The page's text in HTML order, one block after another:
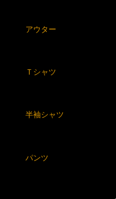
アウター
Ｔシャツ
半袖シャツ
パンツ